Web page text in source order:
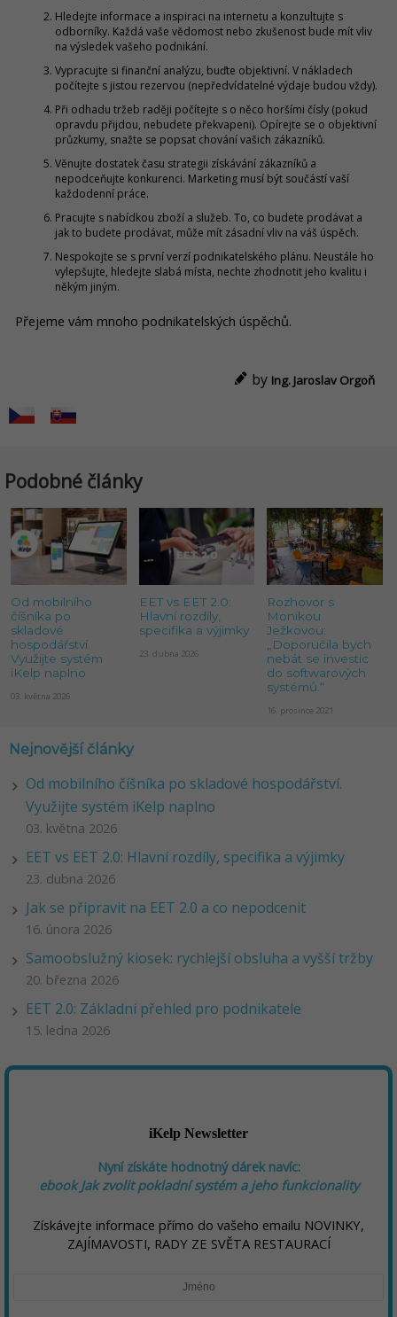
Hledejte informace a inspiraci na internetu a konzultujte s
odborníky. Každá vaše vědomost nebo zkušenost bude mít vliv
na výsledek vašeho podnikání.
Vypracujte si finanční analýzu, buďte objektivní. V nákladech
počítejte s jistou rezervou (nepředvídatelné výdaje budou vždy).
Při odhadu tržeb raději počítejte s o něco horšími čísly (pokud
opravdu přijdou, nebudete překvapeni). Opírejte se o objektivní
průzkumy, snažte se popsat chování vašich zákazníků.
Věnujte dostatek času strategii získávání zákazníků a
nepodceňujte konkurenci. Marketing musí být součástí vaší
každodenní práce.
Pracujte s nabídkou zboží a služeb. To, co budete prodávat a
jak to budete prodávat, může mít zásadní vliv na váš úspěch.
Nespokojte se s první verzí podnikatelského plánu. Neustále ho
vylepšujte, hledejte slabá místa, nechte zhodnotit jeho kvalitu i
někým jiným.
Přejeme vám mnoho podnikatelských úspěchů.
by Ing. Jaroslav Orgoň
Podobné články
Od mobilního
číšníka po
skladové
hospodářství.
Využijte systém
iKelp naplno
03. května 2026
EET vs EET 2.0:
Hlavní rozdíly,
specifika a výjimky
23. dubna 2026
Rozhovor s
Monikou
Ježkovou:
„Doporučila bych
nebát se investic
do softwarových
systémů.“
16. prosince 2021
Nejnovější články
Od mobilního číšníka po skladové hospodářství.
Využijte systém iKelp naplno
03. května 2026
EET vs EET 2.0: Hlavní rozdíly, specifika a výjimky
23. dubna 2026
Jak se připravit na EET 2.0 a co nepodcenit
16. února 2026
Samoobslužný kiosek: rychlejší obsluha a vyšší tržby
20. března 2026
EET 2.0: Základní přehled pro podnikatele
15. ledna 2026
iKelp Newsletter
Nyní získáte hodnotný dárek navíc:
ebookJak zvolit pokladní systém a jeho funkcionality
Získávejte informace přímo do vašeho emailu NOVINKY,
ZAJÍMAVOSTI, RADY ZE SVĚTA RESTAURACÍ